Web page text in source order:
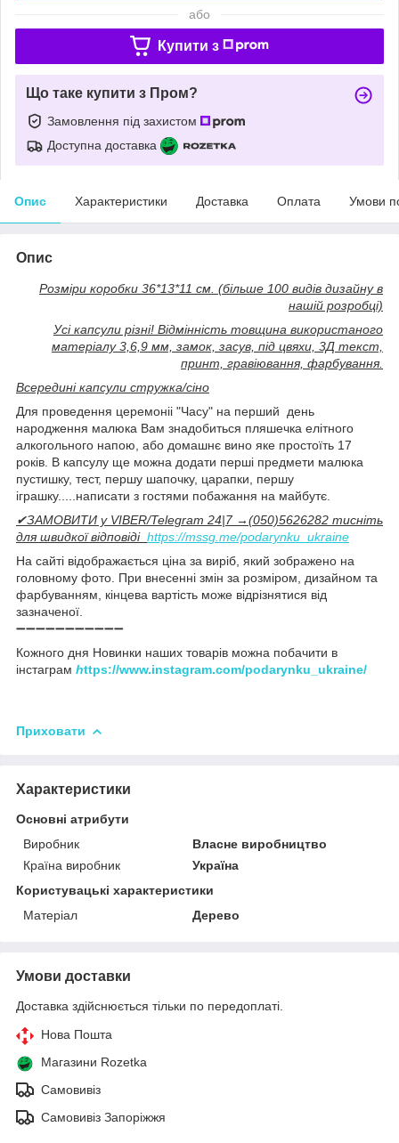
або
Купити з
Що таке купити з Пром?
Замовлення під захистом
Доступна доставка
Опис Характеристики Доставка Оплата Умови
Опис
Розміри коробки 36*13*11 см. (більше 100 видів дизайну в
нашій розробці)
Усі капсули різні! Відмінність товщина використаного
матеріалу 3,6,9 мм, замок, засув, під цвяхи, 3Д текст,
принт, гравіювання, фарбування.
Всередині капсули стружка/сіно
Для проведення церемоніі "Часу" на перший день
народження малюка Вам знадобиться пляшечка елітного
алкогольного напою, або домашнє вино яке простоїть 17
років. В капсулу ще можна додати перші предмети малюка
пустишку, тест, першу шапочку, царапки, першу
іграшку.....написати з гостями побажання на майбутє.
✔ЗАМОВИТИ у VIBER/Telegram 24|7 →(050)5626282 тисніть
для швидкої відповіді https://mssg.me/podarynku_ukraine
На сайті відображається ціна за виріб, який зображено на
головному фото. При внесенні змін за розміром, дизайном та
фарбуванням, кінцева вартість може відрізнятися від
зазначеної.
➖➖➖➖➖➖➖➖➖➖➖
Кожного дня Новинки наших товарів можна побачити в
інстаграм https://www.instagram.com/podarynku_ukraine/
Приховати
Характеристики
Основні атрибути
Виробник
Власне виробництво
Країна виробник
Україна
Користувацькi характеристики
Матеріал
Дерево
Умови доставки
Доставка здійснюється тільки по передоплаті.
Нова Пошта
Магазини Rozetka
Самовивіз
Самовивіз Запоріжжя